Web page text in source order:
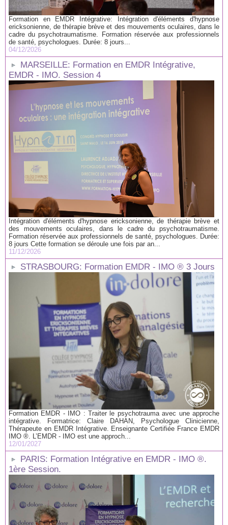
Formation en EMDR Intégrative: Intégration d'éléments d'hypnose
ericksonienne, de thérapie brève et des mouvements oculaires, dans le
cadre du psychotraumatisme. Formation réservée aux professionnels
de santé, psychologues. Durée: 8 jours...
04/12/2026
MARSEILLE: Formation en EMDR Intégrative,
EMDR - IMO. Session 4
Intégration d'éléments d'hypnose ericksonienne, de thérapie brève et
des mouvements oculaires, dans le cadre du psychotraumatisme.
Formation réservée aux professionnels de santé, psychologues. Durée:
8 jours Cette formation se déroule une fois par an...
11/12/2026
STRASBOURG: Formation EMDR - IMO ® 3 Jours
Formation EMDR - IMO : Traiter le psychotrauma avec une approche
intégrative. Formatrice: Claire DAHAN, Psychologue Clinicienne,
Thérapeute en EMDR Intégrative. Enseignante Certifiée France EMDR
IMO ®. L’EMDR - IMO est une approch...
12/01/2027
PARIS: Formation Intégrative en EMDR - IMO ®.
1ère Session.